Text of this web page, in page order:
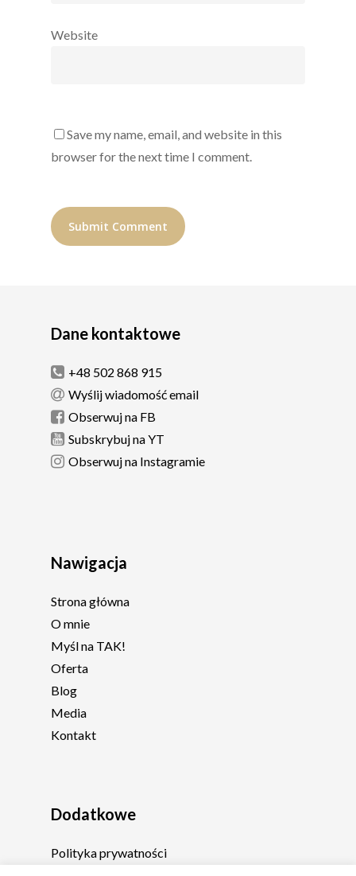
Website
Save my name, email, and website in this
browser for the next time I comment.
Dane kontaktowe
+48 502 868 915
Wyślij wiadomość email
Obserwuj na FB
Subskrybuj na YT
Obserwuj na Instagramie
Nawigacja
Strona główna
O mnie
Myśl na TAK!
Oferta
Blog
Media
Kontakt
Dodatkowe
Polityka prywatności